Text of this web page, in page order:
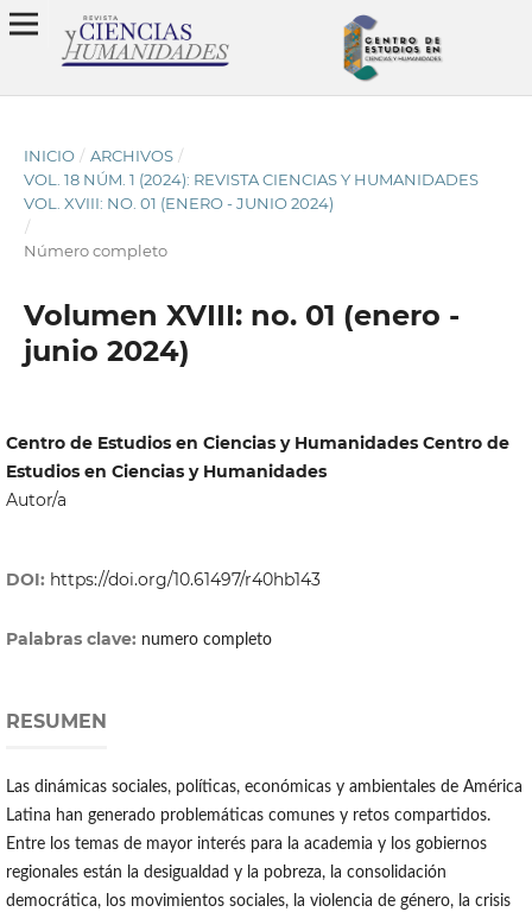
INICIO / ARCHIVOS /
VOL. 18 NÚM. 1 (2024): REVISTA CIENCIAS Y HUMANIDADES
VOL. XVIII: NO. 01 (ENERO - JUNIO 2024)
/
Número completo
Volumen XVIII: no. 01 (enero -
junio 2024)
Centro de Estudios en Ciencias y Humanidades Centro de
Estudios en Ciencias y Humanidades
Autor/a
DOI: https://doi.org/10.61497/r40hb143
Palabras clave: numero completo
RESUMEN
Las dinámicas sociales, políticas, económicas y ambientales de América
Latina han generado problemáticas comunes y retos compartidos.
Entre los temas de mayor interés para la academia y los gobiernos
regionales están la desigualdad y la pobreza, la consolidación
democrática, los movimientos sociales, la violencia de género, la crisis